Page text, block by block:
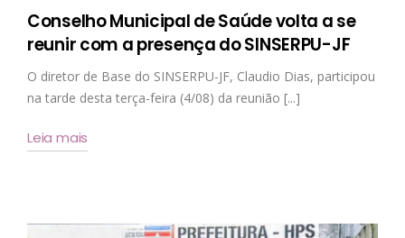
Conselho Municipal de Saúde volta a se
reunir com a presença do SINSERPU-JF
O diretor de Base do SINSERPU-JF, Claudio Dias, participou
na tarde desta terça-feira (4/08) da reunião [...]
Leia mais